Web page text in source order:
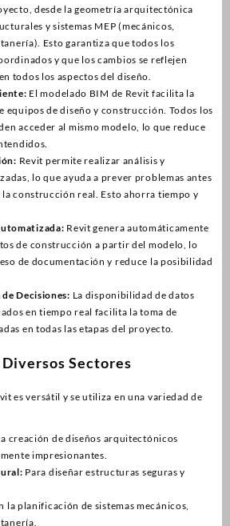
desde la geometría arquitectónica
y sistemas MEP (mecánicos,
Esto garantiza que todos los
y que los cambios se reflejen
todos los aspectos del diseño.
El modelado BIM de Revit facilita la
equipos de diseño y construcción. Todos los
acceder al mismo modelo, lo que reduce
Revit permite realizar análisis y
lo que ayuda a prever problemas antes
la construcción real. Esto ahorra tiempo y
Revit genera automáticamente
de construcción a partir del modelo, lo
de documentación y reduce la posibilidad
Decisiones: La disponibilidad de datos
en tiempo real facilita la toma de
en todas las etapas del proyecto.
Sectores
es versátil y se utiliza en una variedad de
creación de diseños arquitectónicos
impresionantes.
Para diseñar estructuras seguras y
la planificación de sistemas mecánicos,